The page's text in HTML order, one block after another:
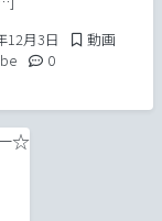
12月3日 2021年12月3日
Posted in
動画
Comments:
0